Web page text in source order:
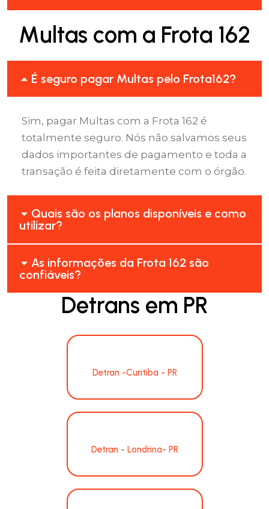
Multas com a Frota 162
É seguro pagar Multas pelo Frota162?
Sim, pagar Multas com a Frota 162 é
totalmente seguro. Nós não salvamos seus
dados importantes de pagamento e toda a
transação é feita diretamente com o órgão.
Quais são os planos disponíveis e como
utilizar?
As informações da Frota 162 são
confiáveis?
Detrans em PR
Detran -Curitiba - PR
Detran - Londrina- PR